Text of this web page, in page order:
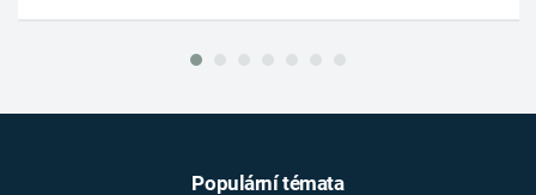
Populární témata